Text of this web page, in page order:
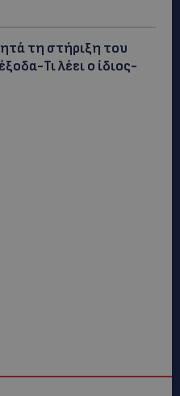
τη στήριξη του
Τι λέει ο ίδιος-